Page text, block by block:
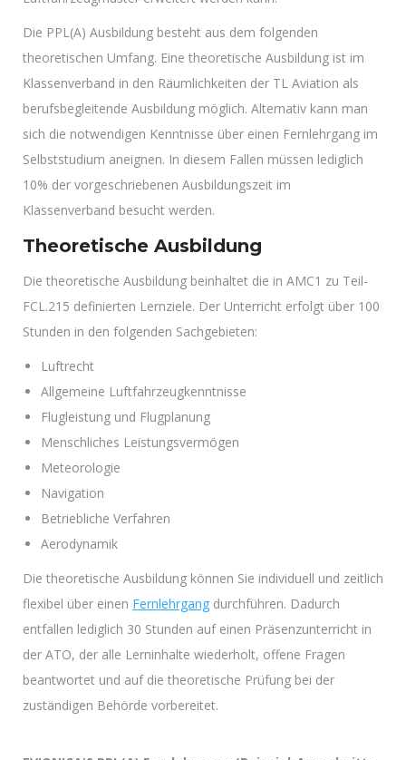
Die PPL(A) Ausbildung besteht aus dem folgenden
theoretischen Umfang. Eine theoretische Ausbildung ist im
Klassenverband in den Räumlichkeiten der TL Aviation als
berufsbegleitende Ausbildung möglich. Alternativ kann man
sich die notwendigen Kenntnisse über einen Fernlehrgang im
Selbststudium aneignen. In diesem Fallen müssen lediglich
10% der vorgeschriebenen Ausbildungszeit im
Klassenverband besucht werden.
Theoretische Ausbildung
Die theoretische Ausbildung beinhaltet die in AMC1 zu Teil-
FCL.215 definierten Lernziele. Der Unterricht erfolgt über 100
Stunden in den folgenden Sachgebieten:
Luftrecht
Allgemeine Luftfahrzeugkenntnisse
Flugleistung und Flugplanung
Menschliches Leistungsvermögen
Meteorologie
Navigation
Betriebliche Verfahren
Aerodynamik
Die theoretische Ausbildung können Sie individuell und zeitlich
flexibel über einen Fernlehrgang durchführen. Dadurch
entfallen lediglich 30 Stunden auf einen Präsenzunterricht in
der ATO, der alle Lerninhalte wiederholt, offene Fragen
beantwortet und auf die theoretische Prüfung bei der
zuständigen Behörde vorbereitet.